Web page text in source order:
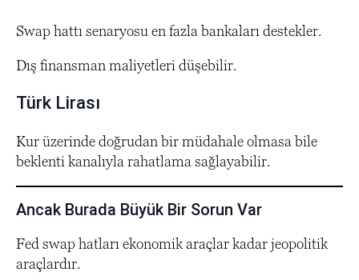
Swap hattı senaryosu en fazla bankaları destekler.
Dış finansman maliyetleri düşebilir.
Türk Lirası
Kur üzerinde doğrudan bir müdahale olmasa bile
beklenti kanalıyla rahatlama sağlayabilir.
Ancak Burada Büyük Bir Sorun Var
Fed swap hatları ekonomik araçlar kadar jeopolitik
araçlardır.